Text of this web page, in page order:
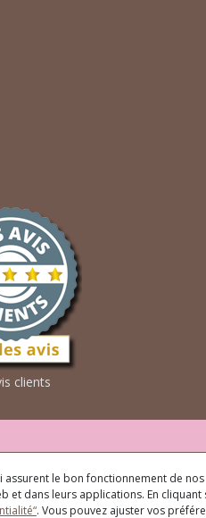
clients
le bon fonctionnement de
leurs applications. En cliquant
. Vous pouvez ajuster vos